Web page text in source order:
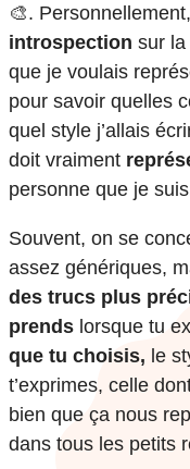
🎨.
introspection sur
que je voulais
pour savoir quelles
quel style j’allais
doit vraiment
personne que je
Souvent, on se
assez génériques,
des trucs plus
prends lorsque tu
que tu choisis, le
t’exprimes, celle
bien que ça nous
dans tous les petits